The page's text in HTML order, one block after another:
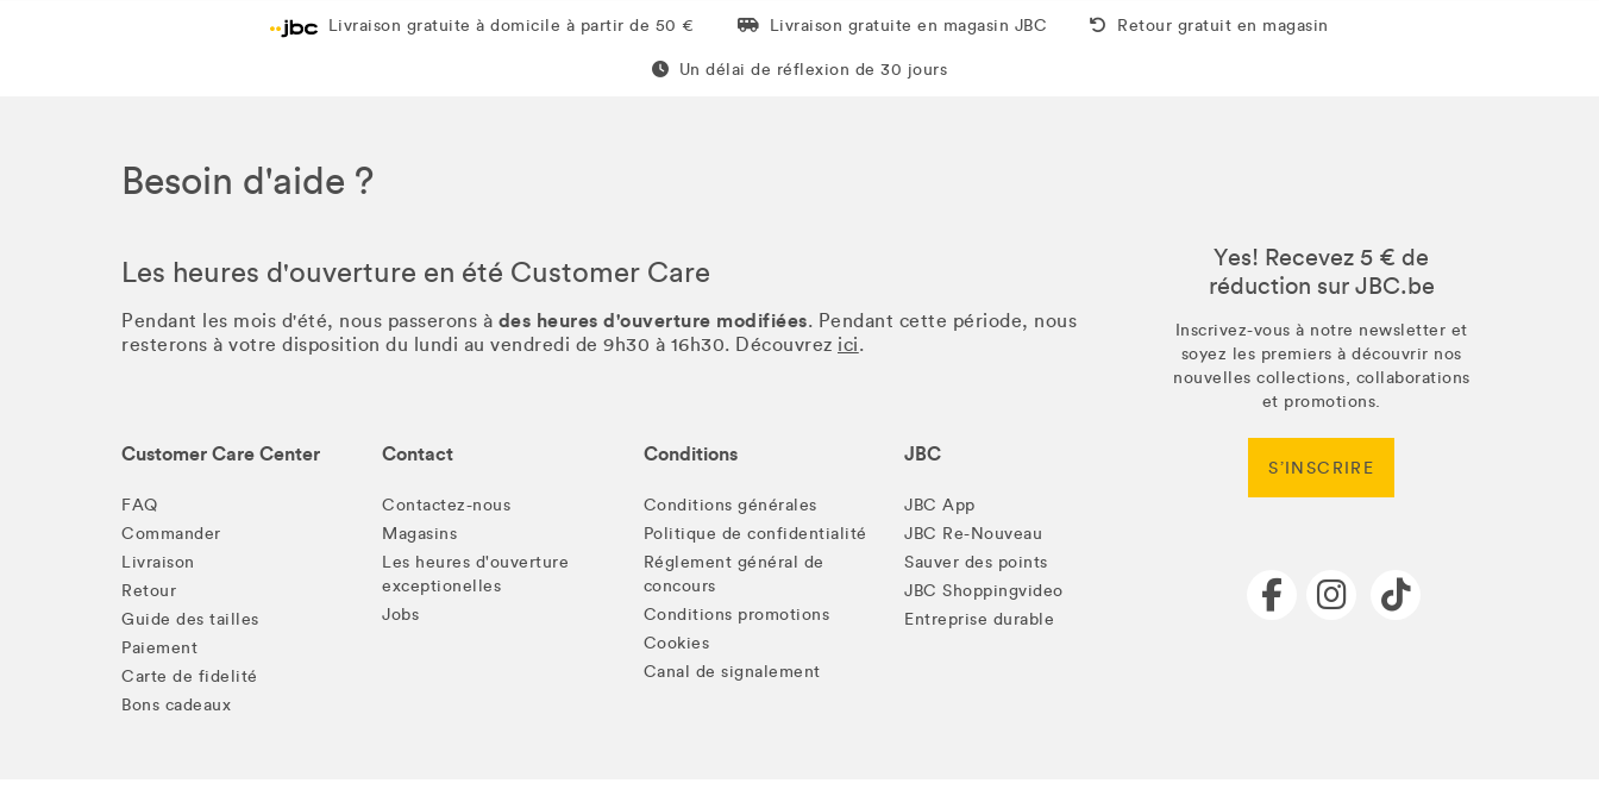
Livraison gratuite à domicile à partir de 50 € Livraison gratuite en magasin JBC
Livraison gratuite en magasin JBC Retour gratuit aussi en magasin
Retour gratuit en magasin
Un délai de réflexion de 60 jours
Un délai de réflexion de 30 jours
Besoin d'aide ?
Les heures d'ouverture en été Customer Care
Pendant les mois d'été, nous passerons à des heures d'ouverture modifiées. Pendant cette période, nous
resterons à votre disposition du lundi au vendredi de 9h30 à 16h30. Découvrez ici.
Customer Care Center
FAQ
Commander
Livraison
Retour
Guide des tailles
Paiement
Carte de fidelité
Bons cadeaux
Contact
Contactez-nous
Magasins
Les heures d'ouverture
exceptionelles
Jobs
Conditions
Conditions générales
Politique de confidentialité
Réglement général de
concours
Conditions promotions
Cookies
Canal de signalement
JBC
JBC App
JBC Re-Nouveau
Sauver des points
JBC Shoppingvideo
Entreprise durable
Yes! Recevez 5 € de
réduction sur JBC.be
Inscrivez-vous à notre newsletter et
soyez les premiers à découvrir nos
nouvelles collections, collaborations
et promotions.
S’INSCRIRE